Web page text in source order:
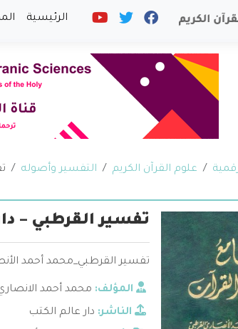
الرئيسية
علوم القرآن الكريم التفسير وأصوله
تفسير القرطبي –
تفسير القرطبي_محمد أحمد
المؤلف: محمد أحمد
الناشر: دار عالم الكتب